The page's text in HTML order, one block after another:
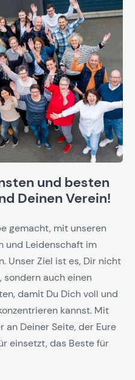
und besten
Deinen Verein!
gemacht, mit unseren
und Leidenschaft im
Unser Ziel ist es, Dir nicht
sondern auch einen
damit Du Dich voll und
kannst. Mit
an Deiner Seite, der Eure
einsetzt, das Beste für